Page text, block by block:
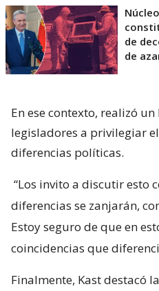
de
de
En ese contexto, realizó
legisladores a privilegiar
diferencias políticas.
“Los invito a discutir esto
diferencias se zanjarán,
Estoy seguro de que en
coincidencias que
Finalmente, Kast destacó